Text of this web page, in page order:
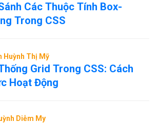
Các Thuộc Tính Box-
Trong CSS
Huỳnh Thị Mỹ
Grid Trong CSS: Cách
Hoạt Động
Diễm My